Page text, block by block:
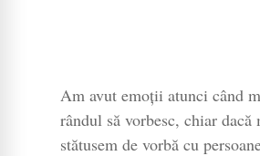
Am avut emoții atunci când
rândul să vorbesc, chiar dacă
stătusem de vorbă cu